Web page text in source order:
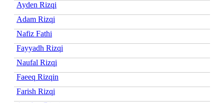
Ayden Rizqi
Adam Rizqi
Nafiz Fathi
Fayyadh Rizqi
Naufal Rizqi
Faeeq Rizqin
Farish Rizqi